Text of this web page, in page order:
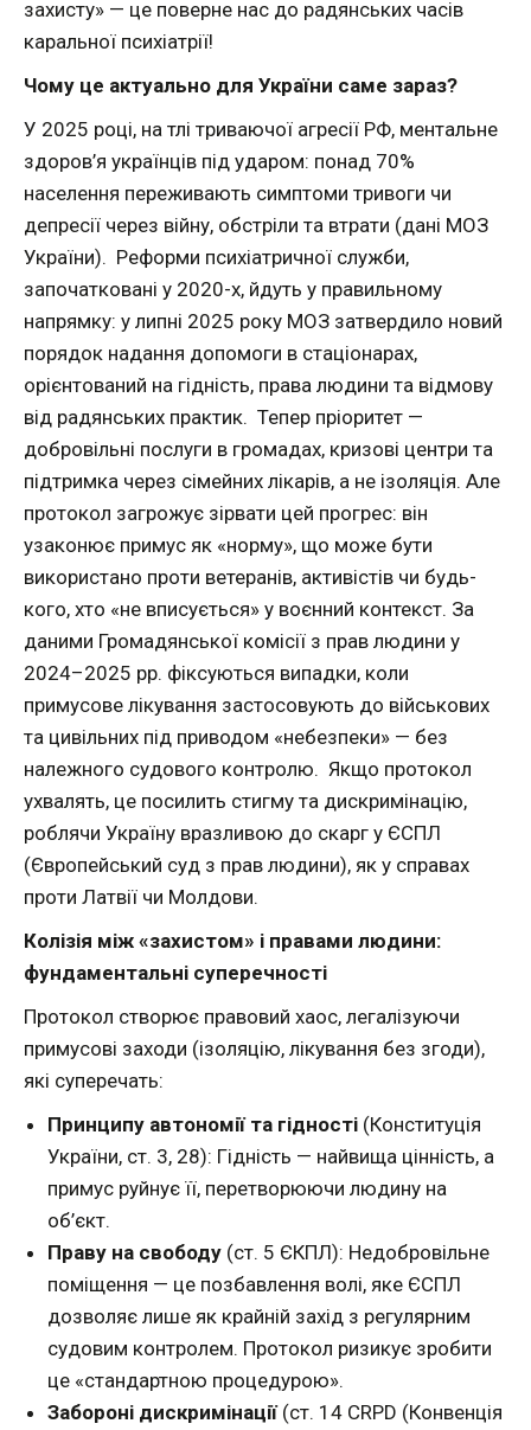
захисту» — це поверне нас до радянських часів
каральної психіатрії!
Чому це актуально для України саме зараз?
У 2025 році, на тлі триваючої агресії РФ, ментальне
здоров’я українців під ударом: понад 70%
населення переживають симптоми тривоги чи
депресії через війну, обстріли та втрати (дані МОЗ
України). Реформи психіатричної служби,
започатковані у 2020-х, йдуть у правильному
напрямку: у липні 2025 року МОЗ затвердило новий
порядок надання допомоги в стаціонарах,
орієнтований на гідність, права людини та відмову
від радянських практик. Тепер пріоритет —
добровільні послуги в громадах, кризові центри та
підтримка через сімейних лікарів, а не ізоляція. Але
протокол загрожує зірвати цей прогрес: він
узаконює примус як «норму», що може бути
використано проти ветеранів, активістів чи будь-
кого, хто «не вписується» у воєнний контекст. За
даними Громадянської комісії з прав людини у
2024–2025 рр. фіксуються випадки, коли
примусове лікування застосовують до військових
та цивільних під приводом «небезпеки» — без
належного судового контролю. Якщо протокол
ухвалять, це посилить стигму та дискримінацію,
роблячи Україну вразливою до скарг у ЄСПЛ
(Європейський суд з прав людини), як у справах
проти Латвії чи Молдови.
Колізія між «захистом» і правами людини:
фундаментальні суперечності
Протокол створює правовий хаос, легалізуючи
примусові заходи (ізоляцію, лікування без згоди),
які суперечать:
Принципу автономії та гідності (Конституція
України, ст. 3, 28): Гідність — найвища цінність, а
примус руйнує її, перетворюючи людину на
об’єкт.
Праву на свободу (ст. 5 ЄКПЛ): Недобровільне
поміщення — це позбавлення волі, яке ЄСПЛ
дозволяє лише як крайній захід з регулярним
судовим контролем. Протокол ризикує зробити
це «стандартною процедурою».
Забороні дискримінації(ст. 14 CRPD (Конвенція